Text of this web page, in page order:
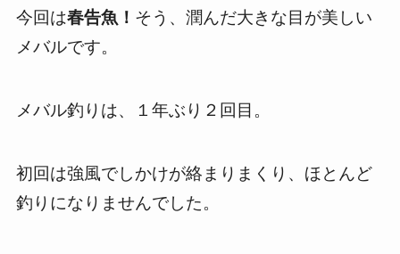
今回は春告魚！ そう、潤んだ大きな目が美しい
メバルです。
メバル釣りは、１年ぶり２回目。
初回は強風でしかけが絡まりまくり、ほとんど
釣りになりませんでした。